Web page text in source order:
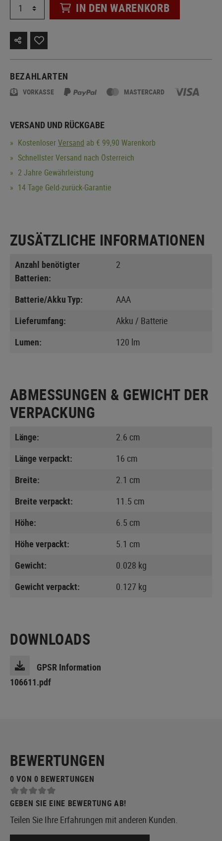
IN DEN WARENKORB
BEZAHLARTEN
VORKASSE MASTERCARD
VERSAND UND RÜCKGABE
KostenloserVersand ab € 99,90 Warenkorb
Schnellster Versand nach Österreich
2 Jahre Gewährleistung
14 Tage Geld-zurück-Garantie
ZUSÄTZLICHE INFORMATIONEN
Anzahl benötigter
Batterien:
2
Batterie/Akku Typ:
AAA
Lieferumfang:
Akku / Batterie
Lumen:
120 lm
ABMESSUNGEN & GEWICHT DER
VERPACKUNG
Länge:
2.6 cm
Länge verpackt:
16 cm
Breite:
2.1 cm
Breite verpackt:
11.5 cm
Höhe:
6.5 cm
Höhe verpackt:
5.1 cm
Gewicht:
0.028 kg
Gewicht verpackt:
0.127 kg
DOWNLOADS
GPSR Information
106611.pdf
BEWERTUNGEN
0 VON 0 BEWERTUNGEN
GEBEN SIE EINE BEWERTUNG AB!
Teilen Sie Ihre Erfahrungen mit anderen Kunden.